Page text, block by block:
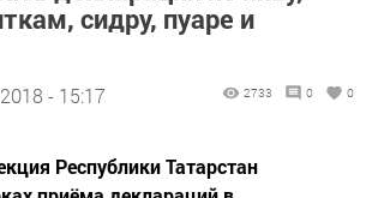
сидру, пуаре и
- 15:17 2733 0 0
Республики Татарстан